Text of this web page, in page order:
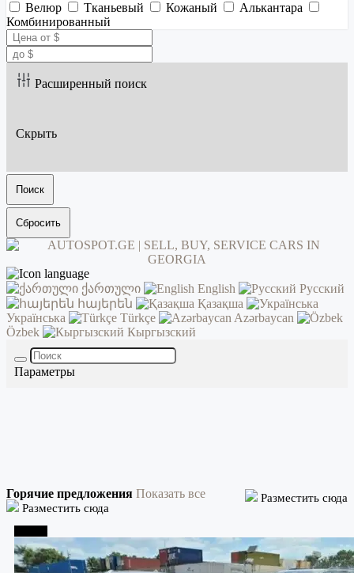
Велюр Тканьевый Кожаный
Алькантара
Комбинированный
Расширенный поиск
Скрыть
Поиск
Сбросить
ქართული English
Русский
հայերեն
Қазақша
Українська
Türkçe
Azərbaycan
Özbek
Кыргызский
Параметры
Горячие предложения Показать все
Разместить сюда
Разместить сюда